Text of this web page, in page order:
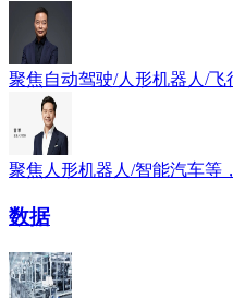
聚焦自动驾驶/人形机器人/
聚焦人形机器人/智能汽车等
数据